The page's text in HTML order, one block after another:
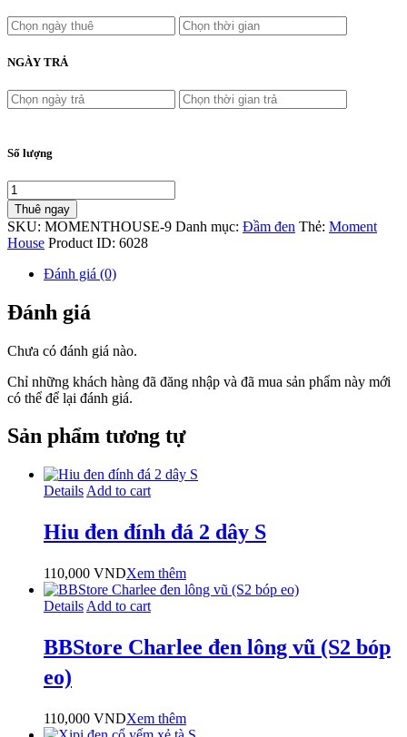
NGÀY TRẢ
Số lượng
Thuê ngay
SKU: MOMENTHOUSE-9 Danh mục: Đầm đen Thẻ: Moment
House Product ID: 6028
Đánh giá (0)
Đánh giá
Chưa có đánh giá nào.
Chỉ những khách hàng đã đăng nhập và đã mua sản phẩm này mới
có thể để lại đánh giá.
Sản phẩm tương tự
Details Add to cart
Hiu đen đính đá 2 dây S
110,000 VNDXem thêm
Details Add to cart
BBStore Charlee đen lông vũ (S2 bóp
eo)
110,000 VNDXem thêm